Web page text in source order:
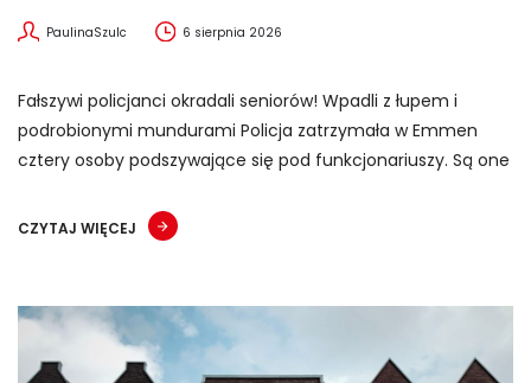
PaulinaSzulc 6 sierpnia 2026
Fałszywi policjanci okradali seniorów! Wpadli z łupem i
podrobionymi mundurami Policja zatrzymała w Emmen
cztery osoby podszywające się pod funkcjonariuszy. Są one
CZYTAJ WIĘCEJ